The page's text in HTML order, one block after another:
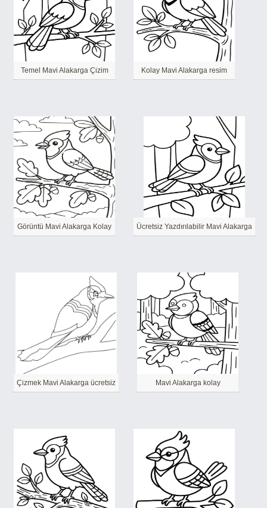
Temel Mavi Alakarga Çizim Kolay Mavi Alakarga resim
Görüntü Mavi Alakarga Kolay Ücretsiz Yazdırılabilir Mavi Alakarga
Çizmek Mavi Alakarga ücretsiz Mavi Alakarga kolay